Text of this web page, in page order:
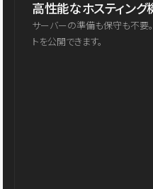
高性能なホスティング
サーバーの準備も保守も不要
トを公開できます。